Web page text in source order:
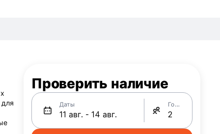
Проверить наличие
Даты Гости